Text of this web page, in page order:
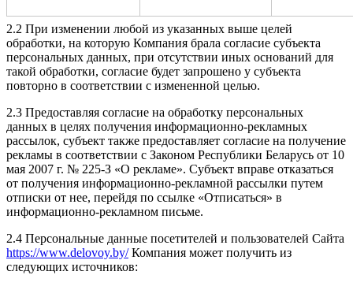
2.2 При изменении любой из указанных выше целей
обработки, на которую Компания брала согласие субъекта
персональных данных, при отсутствии иных оснований для
такой обработки, согласие будет запрошено у субъекта
повторно в соответствии с измененной целью.
2.3 Предоставляя согласие на обработку персональных
данных в целях получения информационно-рекламных
рассылок, субъект также предоставляет согласие на получение
рекламы в соответствии с Законом Республики Беларусь от 10
мая 2007 г. № 225-З «О рекламе». Субъект вправе отказаться
от получения информационно-рекламной рассылки путем
отписки от нее, перейдя по ссылке «Отписаться» в
информационно-рекламном письме.
2.4 Персональные данные посетителей и пользователей Сайта
https://www.delovoy.by/Компания может получить из
следующих источников: